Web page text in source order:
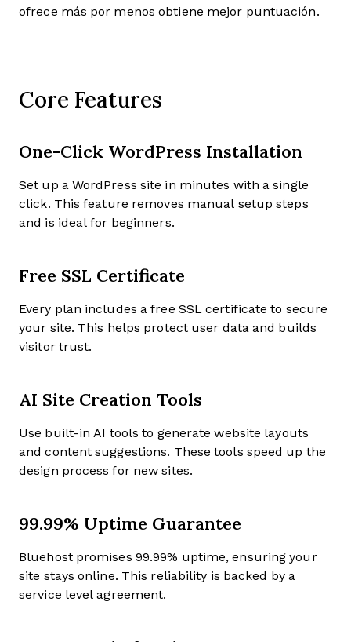
ofrece más por menos obtiene mejor puntuación.
Core Features
One-Click WordPress Installation
Set up a WordPress site in minutes with a single
click. This feature removes manual setup steps
and is ideal for beginners.
Free SSL Certificate
Every plan includes a free SSL certificate to secure
your site. This helps protect user data and builds
visitor trust.
AI Site Creation Tools
Use built-in AI tools to generate website layouts
and content suggestions. These tools speed up the
design process for new sites.
99.99% Uptime Guarantee
Bluehost promises 99.99% uptime, ensuring your
site stays online. This reliability is backed by a
service level agreement.